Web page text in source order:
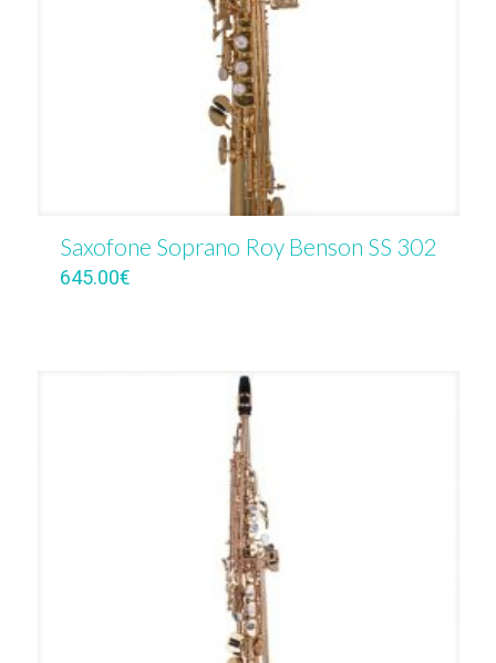
Saxofone Soprano Roy Benson SS 302
645.00€